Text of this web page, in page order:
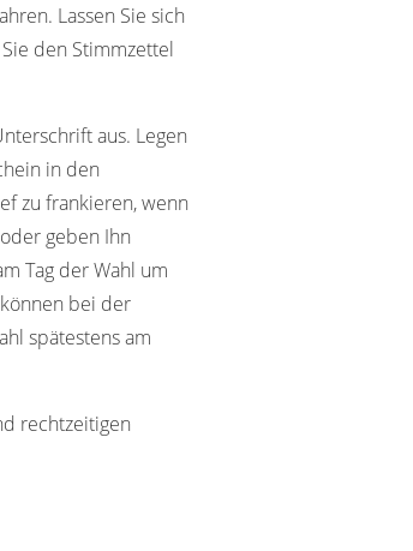
Lassen Sie sich
den Stimmzettel
aus. Legen
in den
zu frankieren, wenn
geben Ihn
Tag der Wahl um
bei der
spätestens am
rechtzeitigen